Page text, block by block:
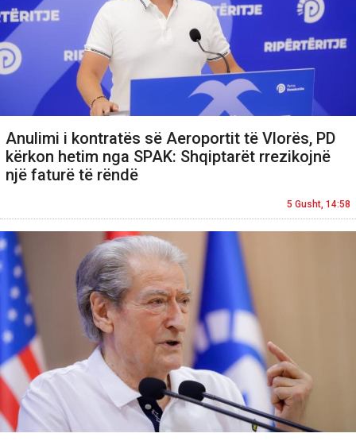
Anulimi i kontratës së Aeroportit të Vlorës, PD
kërkon hetim nga SPAK: Shqiptarët rrezikojnë
një faturë të rëndë
5 Gusht, 14:58